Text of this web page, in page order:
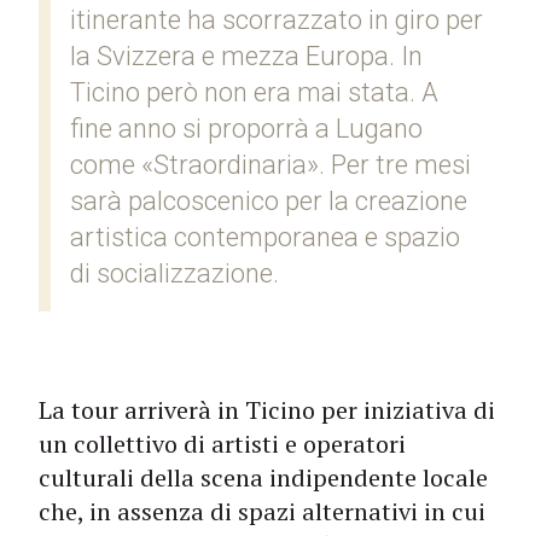
itinerante ha scorrazzato in giro per
la Svizzera e mezza Europa. In
Ticino però non era mai stata. A
fine anno si proporrà a Lugano
come «Straordinaria». Per tre mesi
sarà palcoscenico per la creazione
artistica contemporanea e spazio
di socializzazione.
La tour arriverà in Ticino per iniziativa di
un collettivo di artisti e operatori
culturali della scena indipendente locale
che, in assenza di spazi alternativi in cui